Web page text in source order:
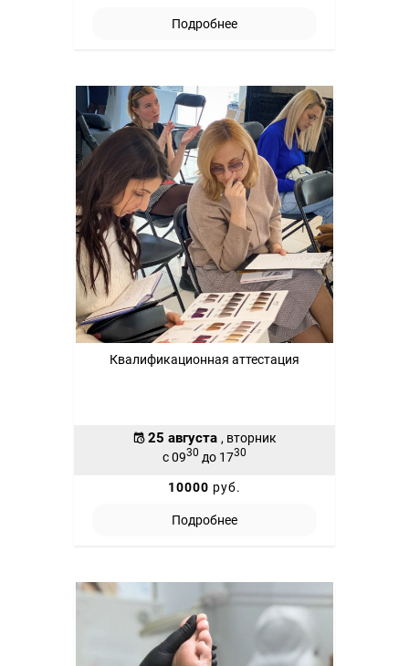
Подробнее
Квалификационная аттестация
25 августа , вторник
с 0930 до 1730
10000 руб.
Подробнее